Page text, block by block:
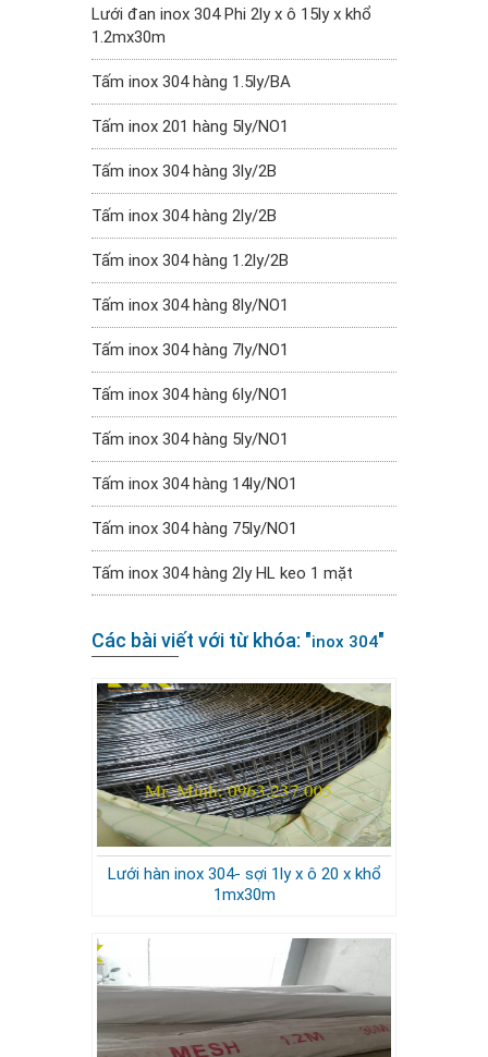
Lưới đan inox 304 Phi 2ly x ô 15ly x khổ
1.2mx30m
Tấm inox 304 hàng 1.5ly/BA
Tấm inox 201 hàng 5ly/NO1
Tấm inox 304 hàng 3ly/2B
Tấm inox 304 hàng 2ly/2B
Tấm inox 304 hàng 1.2ly/2B
Tấm inox 304 hàng 8ly/NO1
Tấm inox 304 hàng 7ly/NO1
Tấm inox 304 hàng 6ly/NO1
Tấm inox 304 hàng 5ly/NO1
Tấm inox 304 hàng 14ly/NO1
Tấm inox 304 hàng 75ly/NO1
Tấm inox 304 hàng 2ly HL keo 1 mặt
Các bài viết với từ khóa: "inox 304"
Lưới hàn inox 304- sợi 1ly x ô 20 x khổ
1mx30m